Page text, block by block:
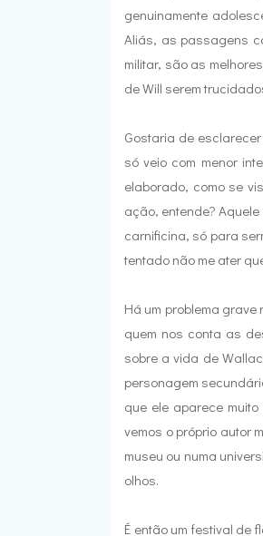
genuinamente
Aliás, as passagens
militar, são as
de Will serem
Gostaria de
só veio com menor
elaborado, como se
ação, entende?
carnificina, só para
tentado não me ater
Há um problema
quem nos conta as
sobre a vida de
personagem
que ele aparece
vemos o próprio autor
museu ou numa
olhos.
É então um festival de